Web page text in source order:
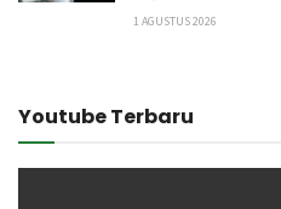
1 AGUSTUS 2026
Youtube Terbaru